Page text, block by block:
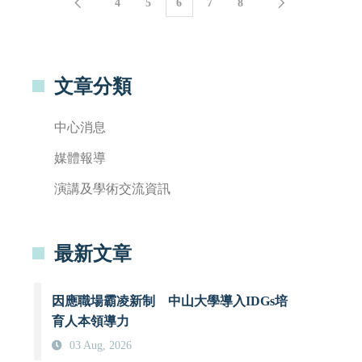
文章分類
中心消息
媒體報導
演講及學術交流資訊
最新文章
因應職場霸凌新制 中山大學導入IDGs培
育人本領導力
03 Aug, 2026
4 5 6 7 8